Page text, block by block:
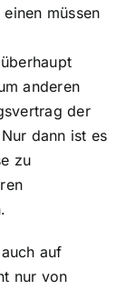
müssen
anderen
der
dann ist es
zu
auf
nur von